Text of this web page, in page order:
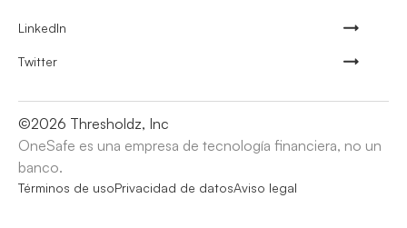
LinkedIn
Twitter
©2026 Thresholdz, Inc
OneSafe es una empresa de tecnología financiera, no un
banco.
Términos de usoPrivacidad de datosAviso legal